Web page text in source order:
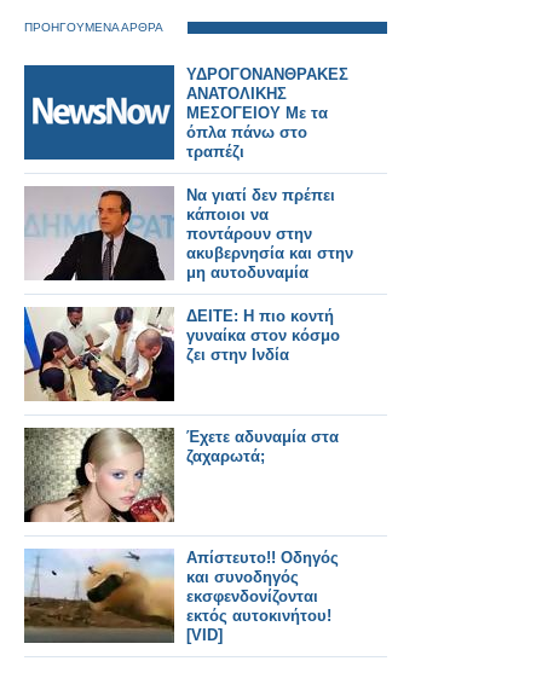
ΠΡΟΗΓΟΥΜΕΝΑ ΑΡΘΡΑ
ΥΔΡΟΓΟΝΑΝΘΡΑΚΕΣ
ΑΝΑΤΟΛΙΚΗΣ
ΜΕΣΟΓΕΙΟΥ Με τα
όπλα πάνω στο
τραπέζι
Να γιατί δεν πρέπει
κάποιοι να
ποντάρουν στην
ακυβερνησία και στην
μη αυτοδυναμία
[video]
ΔΕΙΤΕ: Η πιο κοντή
γυναίκα στον κόσμο
ζει στην Ινδία
Έχετε αδυναμία στα
ζαχαρωτά;
Απίστευτο!! Οδηγός
και συνοδηγός
εκσφενδονίζονται
εκτός αυτοκινήτου!
[VID]